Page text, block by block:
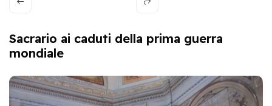
Sacrario ai caduti della prima guerra
mondiale